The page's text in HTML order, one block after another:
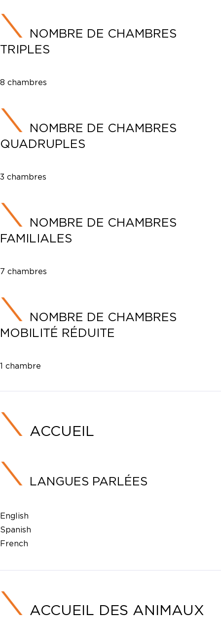
NOMBRE DE CHAMBRES
TRIPLES
8 chambres
NOMBRE DE CHAMBRES
QUADRUPLES
3 chambres
NOMBRE DE CHAMBRES
FAMILIALES
7 chambres
NOMBRE DE CHAMBRES
MOBILITÉ RÉDUITE
1 chambre
ACCUEIL
LANGUES PARLÉES
English
Spanish
French
ACCUEIL DES ANIMAUX